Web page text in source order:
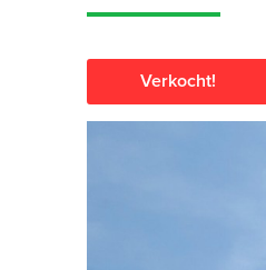
Verkocht!